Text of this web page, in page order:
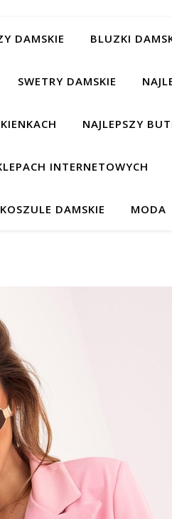
DAMSKIE BLUZKI
SWETRY DAMSKIE
NAJLEPSZY
INTERNETOWYCH
KOSZULE DAMSKIE MODA